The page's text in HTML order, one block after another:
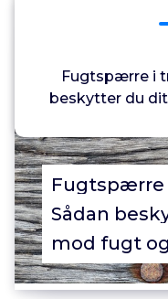
Fugtspærre i
beskytter du
Sådan
mod fugt